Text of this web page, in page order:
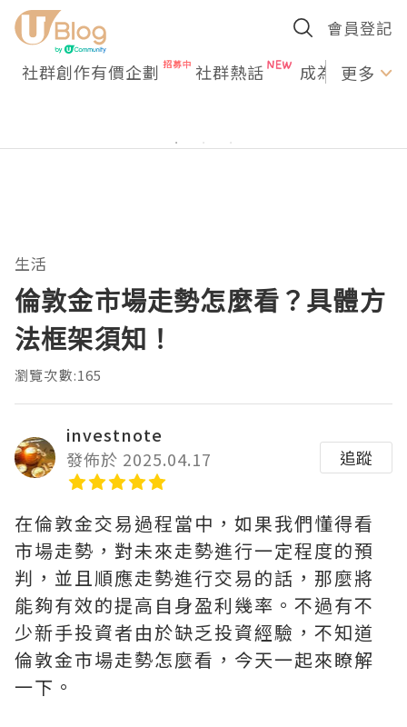
會員登記
社群創作有價企劃 社群熱話 成為U更多
生活
倫敦金市場走勢怎麼看？具體方
法框架須知！
瀏覽次數:165
investnote
發佈於 2025.04.17
追蹤
在倫敦金交易過程當中，如果我們懂得看
市場走勢，對未來走勢進行一定程度的預
判，並且順應走勢進行交易的話，那麼將
能夠有效的提高自身盈利幾率。不過有不
少新手投資者由於缺乏投資經驗，不知道
倫敦金市場走勢怎麼看，今天一起來瞭解
一下。